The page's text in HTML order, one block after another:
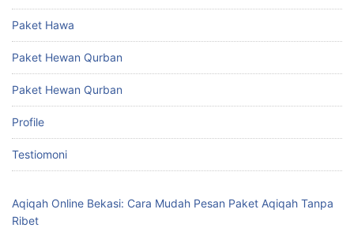
Paket Hawa
Paket Hewan Qurban
Paket Hewan Qurban
Profile
Testiomoni
Aqiqah Online Bekasi: Cara Mudah Pesan Paket Aqiqah Tanpa
Ribet